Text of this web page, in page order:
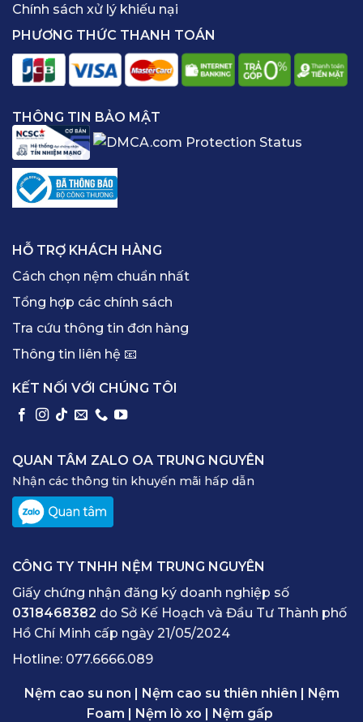
Chính sách xử lý khiếu nại
PHƯƠNG THỨC THANH TOÁN
THÔNG TIN BẢO MẬT
HỖ TRỢ KHÁCH HÀNG
Cách chọn nệm chuẩn nhất
Tổng hợp các chính sách
Tra cứu thông tin đơn hàng
Thông tin liên hệ 📧
KẾT NỐI VỚI CHÚNG TÔI
QUAN TÂM ZALO OA TRUNG NGUYÊN
Nhận các thông tin khuyến mãi hấp dẫn
CÔNG TY TNHH NỆM TRUNG NGUYÊN
Giấy chứng nhận đăng ký doanh nghiệp số
0318468382 do Sở Kế Hoạch và Đầu Tư Thành phố
Hồ Chí Minh cấp ngày 21/05/2024
Hotline: 077.6666.089
Nệm cao su non | Nệm cao su thiên nhiên | Nệm
Foam | Nệm lò xo | Nệm gấp